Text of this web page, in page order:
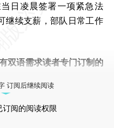
日凌晨签署一项紧急法
继续支薪，部队日常工作
双语需求读者专门订制的
订阅后继续阅读
订阅的阅读权限